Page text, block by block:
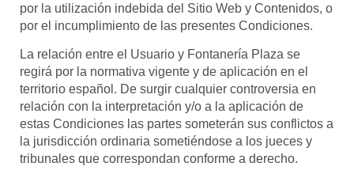
por la utilización indebida del Sitio Web y Contenidos, o
por el incumplimiento de las presentes Condiciones.
La relación entre el Usuario y Fontanería Plaza se
regirá por la normativa vigente y de aplicación en el
territorio español. De surgir cualquier controversia en
relación con la interpretación y/o a la aplicación de
estas Condiciones las partes someterán sus conflictos a
la jurisdicción ordinaria sometiéndose a los jueces y
tribunales que correspondan conforme a derecho.